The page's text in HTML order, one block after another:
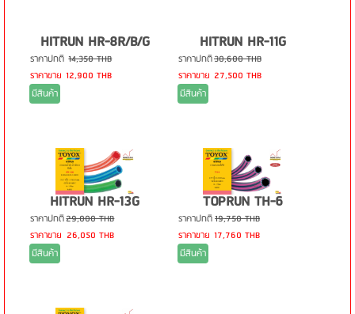
HITRUN HR-8R/B/G
ราคาปกติ 14,350 THB
ราคาขาย 12,900 THB
มีสินค้า
HITRUN HR-11G
ราคาปกติ30,600 THB
ราคาขาย 27,500 THB
มีสินค้า
HITRUN HR-13G
ราคาปกติ29,000 THB
ราคาขาย 26,050 THB
มีสินค้า
TOPRUN TH-6
ราคาปกติ19,750 THB
ราคาขาย 17,760 THB
มีสินค้า